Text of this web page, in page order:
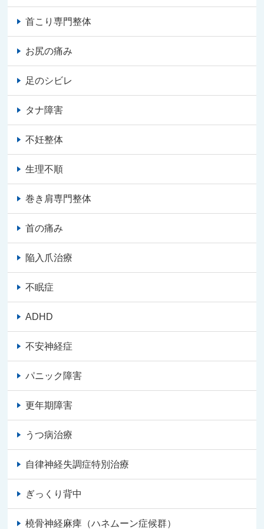
首こり専門整体
お尻の痛み
足のシビレ
タナ障害
不妊整体
生理不順
巻き肩専門整体
首の痛み
陥入爪治療
不眠症
ADHD
不安神経症
パニック障害
更年期障害
うつ病治療
自律神経失調症特別治療
ぎっくり背中
橈骨神経麻痺（ハネムーン症候群）